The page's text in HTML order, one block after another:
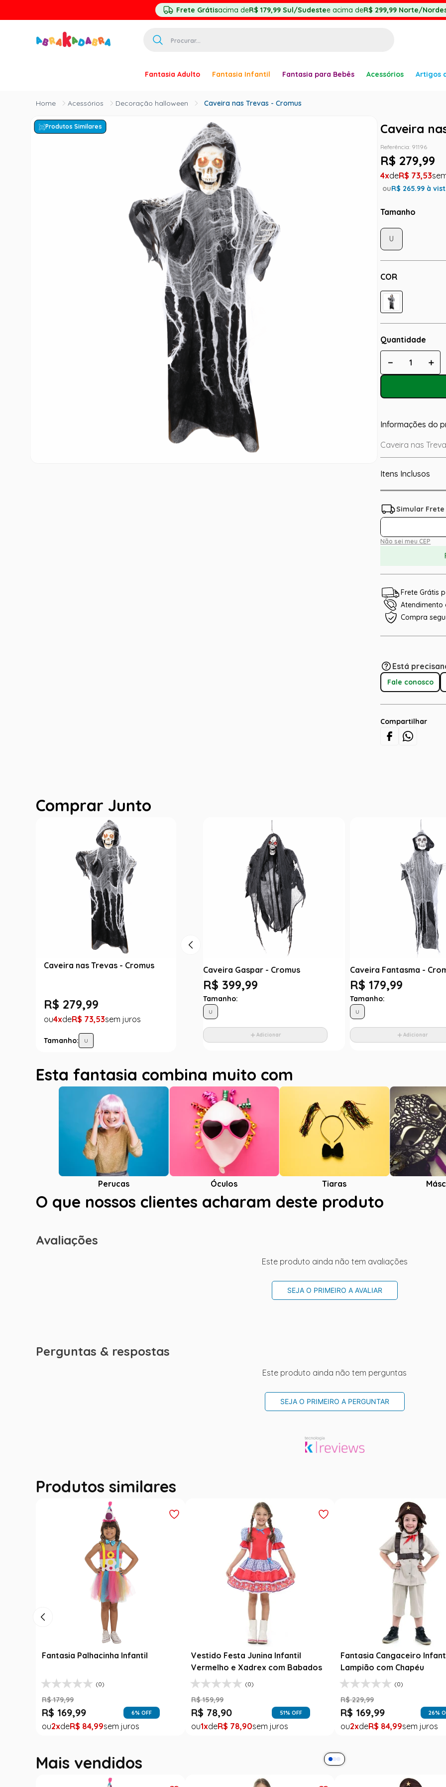
Frete Grátisacima deR$ 179,99 Sul/Sudestee acima deR$ 299,99 Norte/
Fantasia Adulto Fantasia Infantil Fantasia para Bebês Acessórios Artigos
Acessórios Decoração halloween Caveira nas Trevas - Cromus
Produtos Similares Caveira
Referência: 91196
R$ 279,99
4 R$ 73,53
ouR$ 265.99 à
Tamanho
COR
U
Quantidade
＋
－
Informações do
Caveira nas
Itens Inclusos
Não sei meu CEP
Frete Grátis
Atendimento
Compra
Está
Fale conosco
Compartilhar
Comprar Junto
Caveira nas Trevas - Cromus
R$ 279,99
4 R$ 73,53
Tamanho: U
Caveira Gaspar - Cromus
R$ 399,99
Tamanho:
U
Adicionar
Caveira Fantasma -
R$ 179,99
Tamanho:
U
Adicionar
Esta fantasia combina muito com
Perucas Óculos Tiaras
O que nossos clientes acharam deste produto
Avaliações
Este produto ainda não tem avaliações
SEJA O PRIMEIRO A AVALIAR
Perguntas & respostas
Este produto ainda não tem perguntas
SEJA O PRIMEIRO A PERGUNTAR
Produtos similares
Fantasia Palhacinha Infantil
(0)
R$ 179,99
R$ 169,99 6% OFF
2 R$ 84,99
Vestido Festa Junina Infantil
Vermelho e Xadrex com Babados
(0)
R$ 159,99
R$ 78,90 51% OFF
1 R$ 78,90
Fantasia Cangaceiro
Lampião com Chapéu
(0)
R$ 229,99
R$ 169,99 26%
2 R$ 84,99
Mais vendidos
princesa
paquita
harry potter
6º
palhaço
kpop
8º
branca neve
9º
toy story
10 º rumi